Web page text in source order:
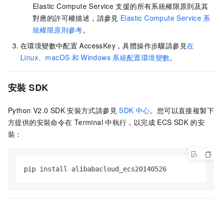
Elastic Compute Service 支援的所有系統權限原則及其
對應的許可權描述，請參見 Elastic Compute Service 系
統權限原則參考。
在環境變數中配置 AccessKey，具體操作步驟請參見在
Linux、macOS 和 Windows 系統配置環境變數。
安裝 SDK
Python V2.0 SDK 安裝方式請參見 SDK 中心。您可以直接複製下
方提供的安裝命令在 Terminal 中執行，以完成 ECS SDK 的安
裝：